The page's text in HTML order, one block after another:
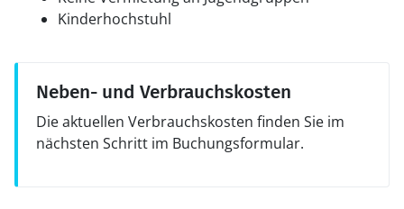
Kinderhochstuhl
Neben- und Verbrauchskosten
Die aktuellen Verbrauchskosten finden Sie im
nächsten Schritt im Buchungsformular.